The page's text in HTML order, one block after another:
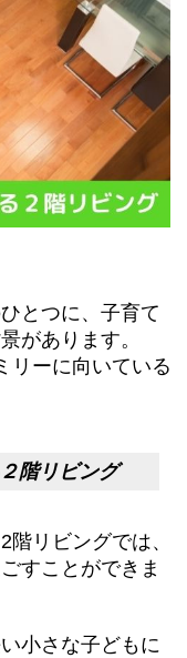
とつに、子育て
があります。
リーに向いている
階リビング
リビングでは、
すことができま
小さな子どもに